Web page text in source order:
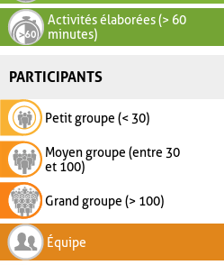
Activités élaborées (> 60
minutes)
PARTICIPANTS
Petit groupe (< 30)
Moyen groupe (entre 30
et 100)
Grand groupe (> 100)
Équipe